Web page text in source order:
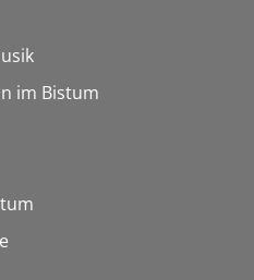
im Bistum